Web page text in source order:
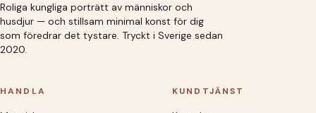
Roliga kungliga porträtt av människor och
husdjur — och stillsam minimal konst för dig
som föredrar det tystare. Tryckt i Sverige sedan
2020.
HANDLA KUNDTJÄNST